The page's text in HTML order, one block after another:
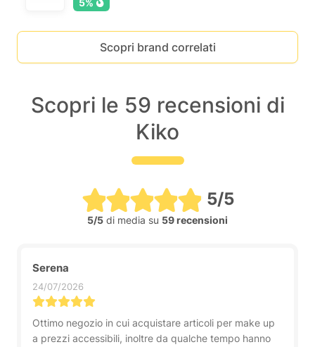
Scopri brand correlati
Scopri le 59 recensioni di
Kiko
5/5
5/5 di media su 59 recensioni
Serena
24/07/2026
Ottimo negozio in cui acquistare articoli per make up
a prezzi accessibili, inoltre da qualche tempo hanno